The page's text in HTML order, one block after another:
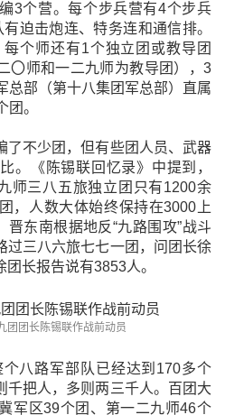
3个营。每个步兵营有4个步兵
迫击炮连、特务连和通信排。
个师还有1个独立团或教导团
〇师和一二九师为教导团），3
总部（第十八集团军总部）直属
。
了不少团，但有些团人员、武器
。《陈锡联回忆录》中提到，
师三八五旅独立团只有1200余
，人数大体始终保持在3000上
东南根据地反“九路围攻”战斗
过三八六旅七七一团，问团长徐
长报告说有3853人。
团团长陈锡联作战前动员
八路军部队已经达到170多个
千把人，多则两三千人。百团大
军区39个团、第一二九师46个